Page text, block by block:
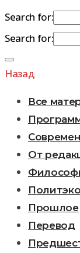
Search for:
Search for:
Перейти
к
Назад
Все
От
Прошлое
Перевод